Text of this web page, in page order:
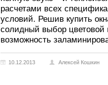
расчетами всех
условий. Решив купить
солидный выбор цветовой
возможность
10.12.2013 Алексей Кошкин